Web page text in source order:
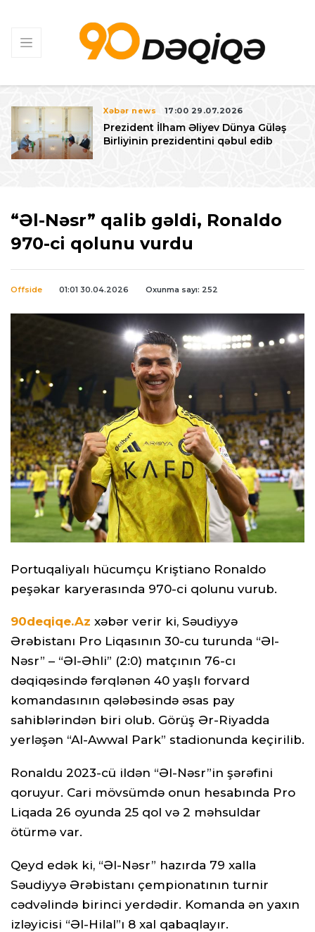
Xəbər news 17:00 29.07.2026
Prezident İlham Əliyev Dünya Güləş
Birliyinin prezidentini qəbul edib
“Əl-Nəsr” qalib gəldi, Ronaldo
970-ci qolunu vurdu
Offside 01:01 30.04.2026 Oxunma sayı: 252
Portuqaliyalı hücumçu Kriştiano Ronaldo
peşəkar karyerasında 970-ci qolunu vurub.
90deqiqe.Az xəbər verir ki, Səudiyyə
Ərəbistanı Pro Liqasının 30-cu turunda “Əl-
Nəsr” – “Əl-Əhli” (2:0) matçının 76-cı
dəqiqəsində fərqlənən 40 yaşlı forvard
komandasının qələbəsində əsas pay
sahiblərindən biri olub. Görüş Ər-Riyadda
yerləşən “Al-Awwal Park” stadionunda keçirilib.
Ronaldu 2023-cü ildən “Əl-Nəsr”in şərəfini
qoruyur. Cari mövsümdə onun hesabında Pro
Liqada 26 oyunda 25 qol və 2 məhsuldar
ötürmə var.
Qeyd edək ki, “Əl-Nəsr” hazırda 79 xalla
Səudiyyə Ərəbistanı çempionatının turnir
cədvəlində birinci yerdədir. Komanda ən yaxın
izləyicisi “Əl-Hilal”ı 8 xal qabaqlayır.